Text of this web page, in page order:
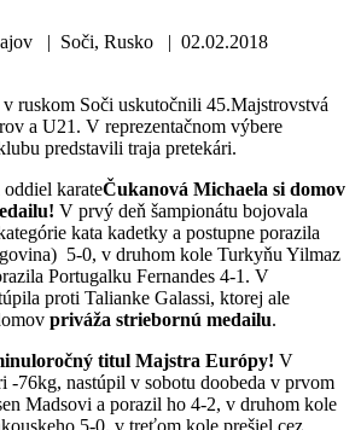
| Soči, Rusko | 02.02.2018
v ruskom Soči uskutočnili 45.Majstrovstvá
a U21. V reprezentačnom výbere
predstavili traja pretekári.
Čukanová Michaela si domov
V prvý deň šampionátu bojovala
kata kadetky a postupne porazila
5-0, v druhom kole Turkyňu Yilmaz
Portugalku Fernandes 4-1. V
proti Talianke Galassi, ktorej ale
priváža striebornú medailu.
titul Majstra Európy! V
-76kg, nastúpil v sobotu doobeda v prvom
Madsovi a porazil ho 4-2, v druhom kole
5-0, v treťom kole prešiel cez